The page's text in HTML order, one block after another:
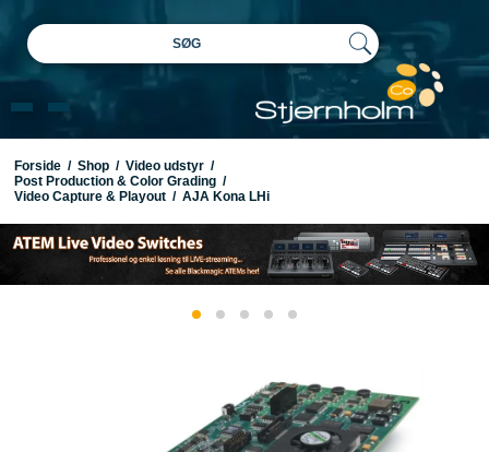
SØG
Forside / Shop / Video udstyr /
Post Production & Color Grading /
Video Capture & Playout / AJA Kona LHi